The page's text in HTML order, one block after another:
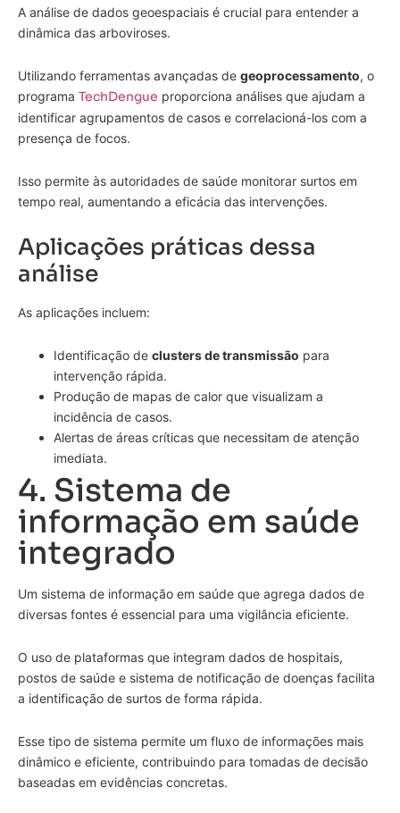
A análise de dados geoespaciais é crucial para entender a
dinâmica das arboviroses.
Utilizando ferramentas avançadas de geoprocessamento, o
programa TechDengue proporciona análises que ajudam a
identificar agrupamentos de casos e correlacioná-los com a
presença de focos.
Isso permite às autoridades de saúde monitorar surtos em
tempo real, aumentando a eficácia das intervenções.
Aplicações práticas dessa
análise
As aplicações incluem:
Identificação de clusters de transmissão para
intervenção rápida.
Produção de mapas de calor que visualizam a
incidência de casos.
Alertas de áreas críticas que necessitam de atenção
imediata.
4. Sistema de
informação em saúde
integrado
Um sistema de informação em saúde que agrega dados de
diversas fontes é essencial para uma vigilância eficiente.
O uso de plataformas que integram dados de hospitais,
postos de saúde e sistema de notificação de doenças facilita
a identificação de surtos de forma rápida.
Esse tipo de sistema permite um fluxo de informações mais
dinâmico e eficiente, contribuindo para tomadas de decisão
baseadas em evidências concretas.